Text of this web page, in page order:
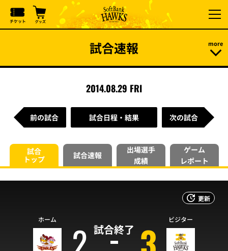
試合速報
2014.08.29 FRI
前の試合 試合日程・結果 次の試合
試合
トップ
試合速報
出場選手
成績
ゲーム
レポート
更新
試合終了
ホーム ビジター